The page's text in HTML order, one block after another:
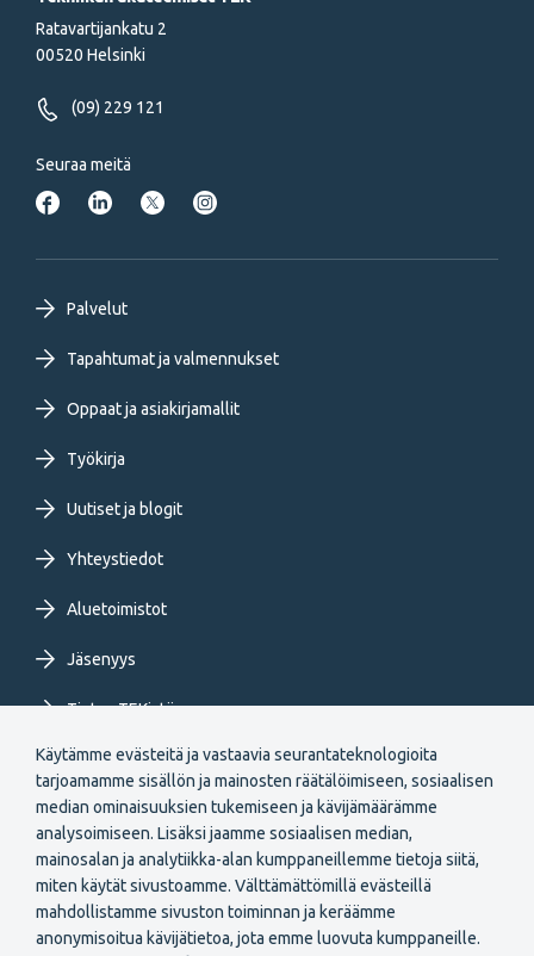
Käytämme evästeitä ja vastaavia seurantateknologioita
tarjoamamme sisällön ja mainosten räätälöimiseen, sosiaalisen
median ominaisuuksien tukemiseen ja kävijämäärämme
analysoimiseen. Lisäksi jaamme sosiaalisen median,
mainosalan ja analytiikka-alan kumppaneillemme tietoja siitä,
miten käytät sivustoamme. Välttämättömillä evästeillä
mahdollistamme sivuston toiminnan ja keräämme
anonymisoitua kävijätietoa, jota emme luovuta kumppaneille.
Ratavartijankatu 2
00520 Helsinki
(09) 229 121
Seuraa meitä
Footer
primary
menu
FI
Palvelut
Tapahtumat ja valmennukset
Oppaat ja asiakirjamallit
Työkirja
Uutiset ja blogit
Yhteystiedot
Aluetoimistot
Jäsenyys
Tietoa TEKistä
Extranet